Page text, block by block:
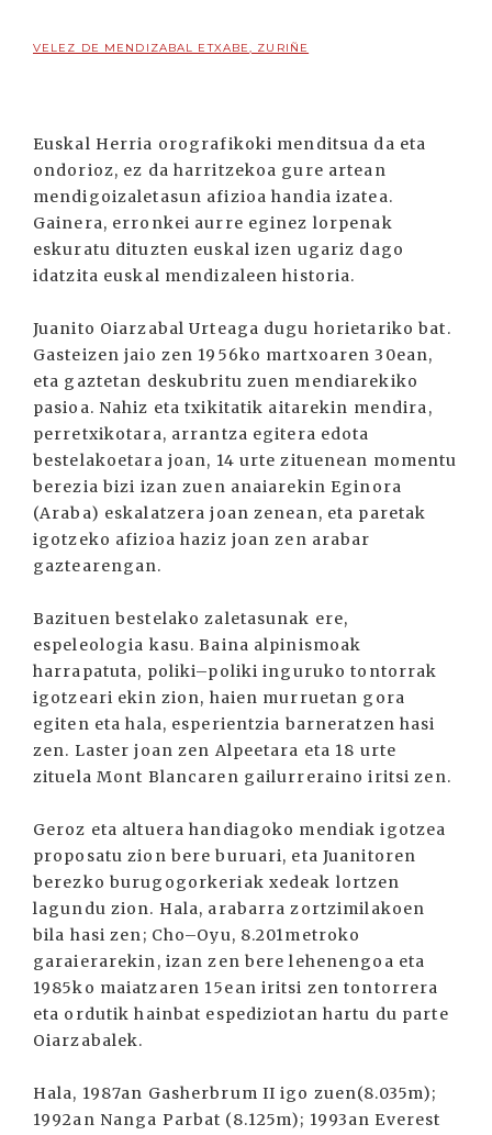
VELEZ DE MENDIZABAL ETXABE, ZURIÑE
Euskal Herria orografikoki menditsua da eta
ondorioz, ez da harritzekoa gure artean
mendigoizaletasun afizioa handia izatea.
Gainera, erronkei aurre eginez lorpenak
eskuratu dituzten euskal izen ugariz dago
idatzita euskal mendizaleen historia.
Juanito Oiarzabal Urteaga dugu horietariko bat.
Gasteizen jaio zen 1956ko martxoaren 30ean,
eta gaztetan deskubritu zuen mendiarekiko
pasioa. Nahiz eta txikitatik aitarekin mendira,
perretxikotara, arrantza egitera edota
bestelakoetara joan, 14 urte zituenean momentu
berezia bizi izan zuen anaiarekin Eginora
(Araba) eskalatzera joan zenean, eta paretak
igotzeko afizioa haziz joan zen arabar
gaztearengan.
Bazituen bestelako zaletasunak ere,
espeleologia kasu. Baina alpinismoak
harrapatuta, poliki–poliki inguruko tontorrak
igotzeari ekin zion, haien murruetan gora
egiten eta hala, esperientzia barneratzen hasi
zen. Laster joan zen Alpeetara eta 18 urte
zituela Mont Blancaren gailurreraino iritsi zen.
Geroz eta altuera handiagoko mendiak igotzea
proposatu zion bere buruari, eta Juanitoren
berezko burugogorkeriak xedeak lortzen
lagundu zion. Hala, arabarra zortzimilakoen
bila hasi zen; Cho–Oyu, 8.201metroko
garaierarekin, izan zen bere lehenengoa eta
1985ko maiatzaren 15ean iritsi zen tontorrera
eta ordutik hainbat espediziotan hartu du parte
Oiarzabalek.
Hala, 1987an Gasherbrum II igo zuen(8.035m);
1992an Nanga Parbat (8.125m); 1993an Everest